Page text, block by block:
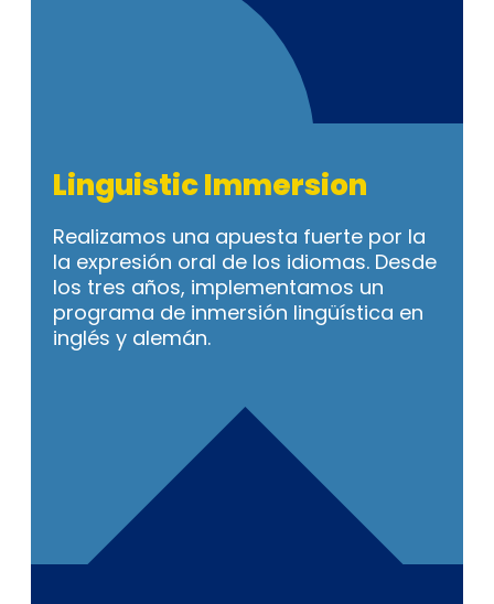
Linguistic Immersion
Realizamos una apuesta fuerte por la
la expresión oral de los idiomas. Desde
los tres años, implementamos un
programa de inmersión lingüística en
inglés y alemán.